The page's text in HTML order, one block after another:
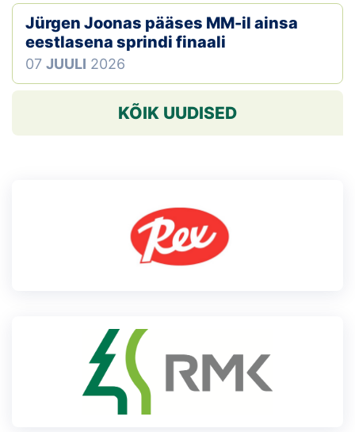
Jürgen Joonas pääses MM-il ainsa
eestlasena sprindi finaali
07 JUULI 2026
KÕIK UUDISED